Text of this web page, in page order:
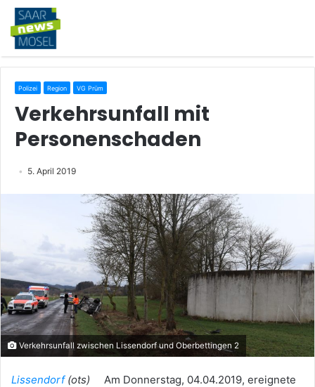
Polizei Region VG Prüm
Verkehrsunfall mit
Personenschaden
5. April 2019
Verkehrsunfall zwischen Lissendorf und Oberbettingen 2
Lissendorf(ots) Am Donnerstag, 04.04.2019, ereignete